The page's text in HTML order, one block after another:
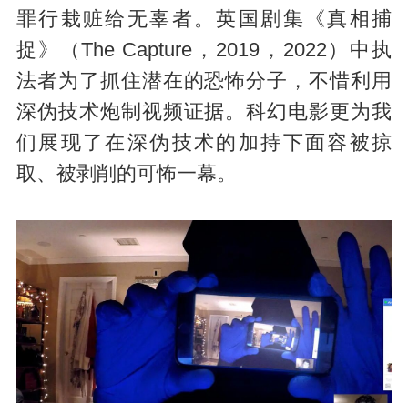
罪行栽赃给无辜者。英国剧集《真相捕
捉》（The Capture，2019，2022）中执
法者为了抓住潜在的恐怖分子，不惜利用
深伪技术炮制视频证据。科幻电影更为我
们展现了在深伪技术的加持下面容被掠
取、被剥削的可怖一幕。